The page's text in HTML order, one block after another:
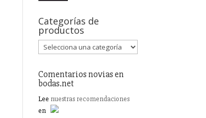
Categorías de
productos
Comentarios novias en
bodas.net
Lee nuestras recomendaciones
en